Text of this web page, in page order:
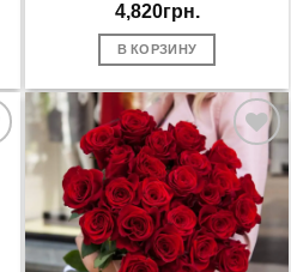
4,820грн.
В КОРЗИНУ
В
избранное